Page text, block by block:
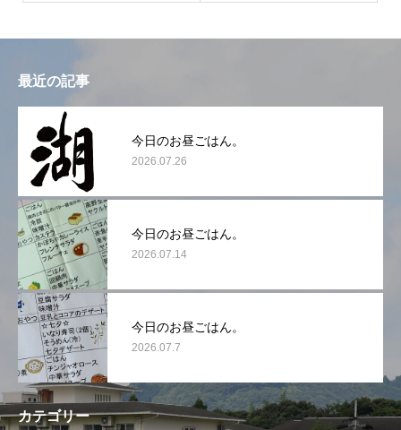
最近の記事
今日のお昼ごはん。
2026.07.26
今日のお昼ごはん。
2026.07.14
今日のお昼ごはん。
2026.07.7
カテゴリー